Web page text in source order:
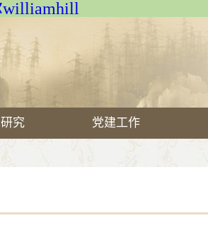
究 党建工作